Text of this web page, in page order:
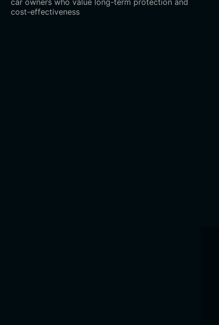
car owners who value long-term protection and
cost-effectiveness